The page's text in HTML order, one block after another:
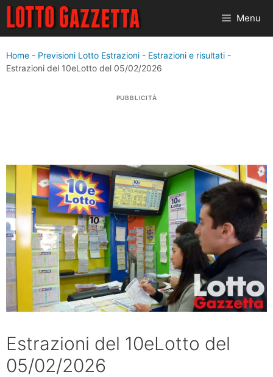
Vai
contenuto
Menu
Home - Previsioni Lotto Estrazioni - Estrazioni e risultati -
Estrazioni del 10eLotto del 05/02/2026
PUBBLICITÀ
Estrazioni del 10eLotto del
05/02/2026